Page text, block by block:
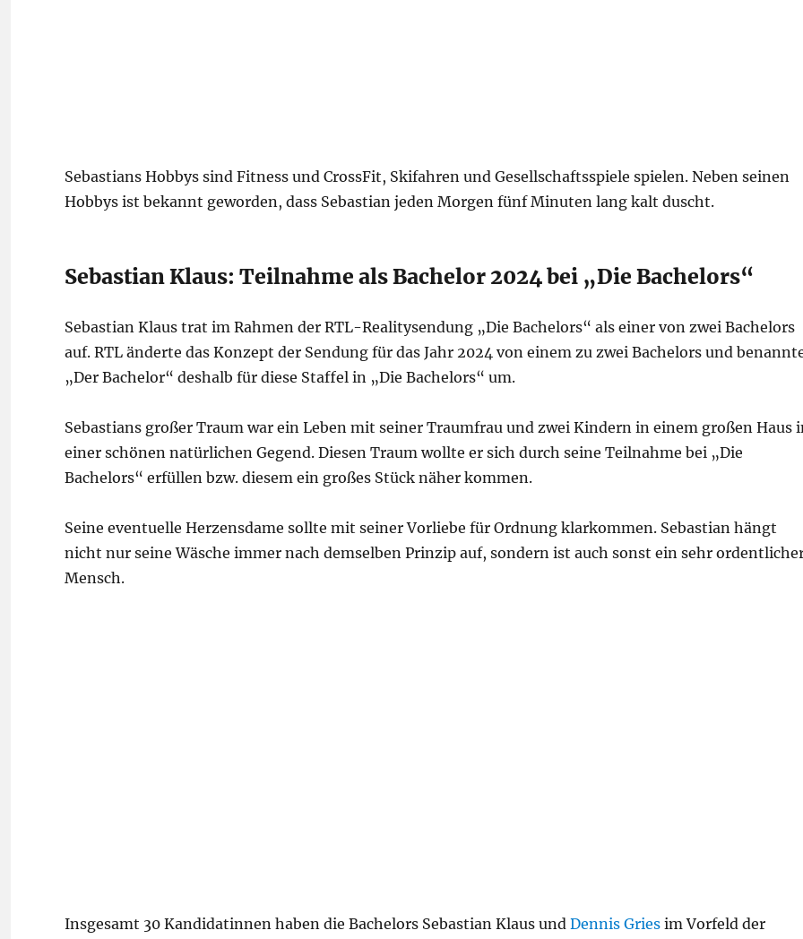
Sebastians Hobbys sind Fitness und CrossFit, Skifahren und Gesellschaftsspiele spielen. Neben seinen
Hobbys ist bekannt geworden, dass Sebastian jeden Morgen fünf Minuten lang kalt duscht.
Sebastian Klaus: Teilnahme als Bachelor 2024 bei „Die Bachelors“
Sebastian Klaus trat im Rahmen der RTL-Realitysendung „Die Bachelors“ als einer von zwei Bachelors
auf. RTL änderte das Konzept der Sendung für das Jahr 2024 von einem zu zwei Bachelors und
„Der Bachelor“ deshalb für diese Staffel in „Die Bachelors“ um.
Sebastians großer Traum war ein Leben mit seiner Traumfrau und zwei Kindern in einem großen Haus
einer schönen natürlichen Gegend. Diesen Traum wollte er sich durch seine Teilnahme bei „Die
Bachelors“ erfüllen bzw. diesem ein großes Stück näher kommen.
Seine eventuelle Herzensdame sollte mit seiner Vorliebe für Ordnung klarkommen. Sebastian hängt
nicht nur seine Wäsche immer nach demselben Prinzip auf, sondern ist auch sonst ein sehr
Mensch.
Insgesamt 30 Kandidatinnen haben die Bachelors Sebastian Klaus und Dennis Gries im Vorfeld der